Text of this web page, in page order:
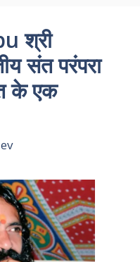
श्री
संत परंपरा
के एक